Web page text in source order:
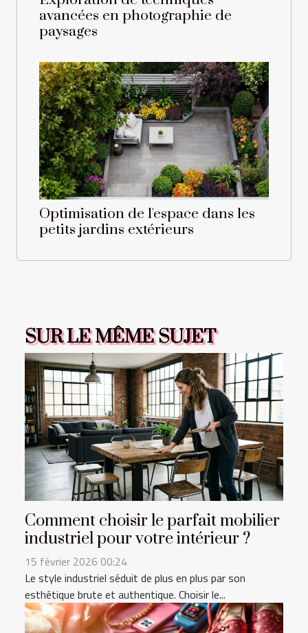
avancées en photographie de
paysages
Optimisation de l'espace dans les
petits jardins extérieurs
SUR LE MÊME SUJET
Comment choisir le parfait mobilier
industriel pour votre intérieur ?
15 février 2026 00:24
Le style industriel séduit de plus en plus par son
esthétique brute et authentique. Choisir le...